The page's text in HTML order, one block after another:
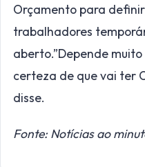
Orçamento para
trabalhadores
aberto.”Depende
certeza de que vai ter
disse.
Fonte: Notícias ao